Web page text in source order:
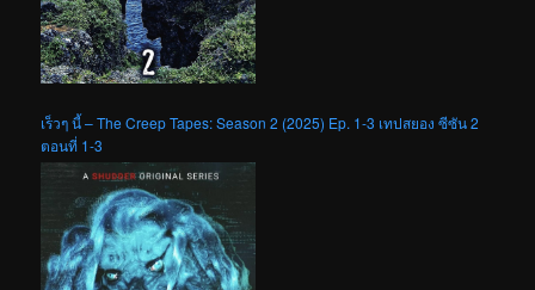
เร็วๆ นี้ – The Creep Tapes: Season 2 (2025) Ep. 1-3 เทปสยอง ซีซัน 2
ตอนที่ 1-3